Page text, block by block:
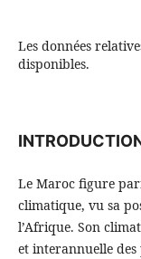
Les données
disponibles.
Le Maroc figure
climatique, vu sa
l’Afrique. Son
et interannuelle